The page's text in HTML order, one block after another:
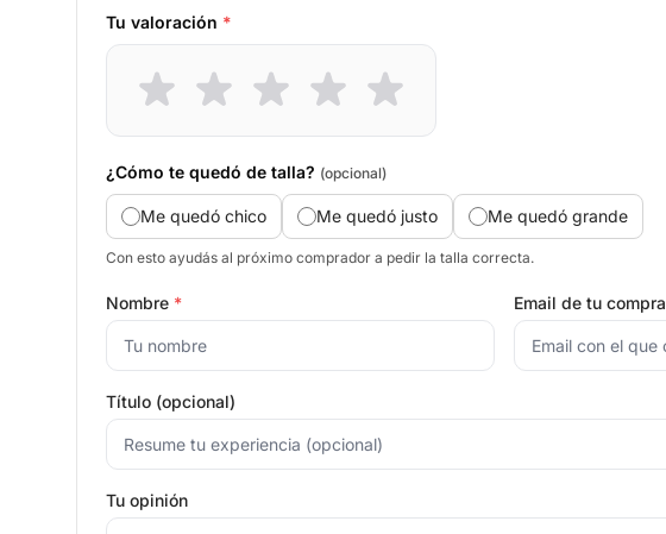
Tu valoración *
¿Cómo te quedó de talla? (opcional)
Me quedó chico Me quedó justo Me quedó grande
Con esto ayudás al próximo comprador a pedir la talla correcta.
Nombre * Email de tu compra
Título (opcional)
Tu opinión